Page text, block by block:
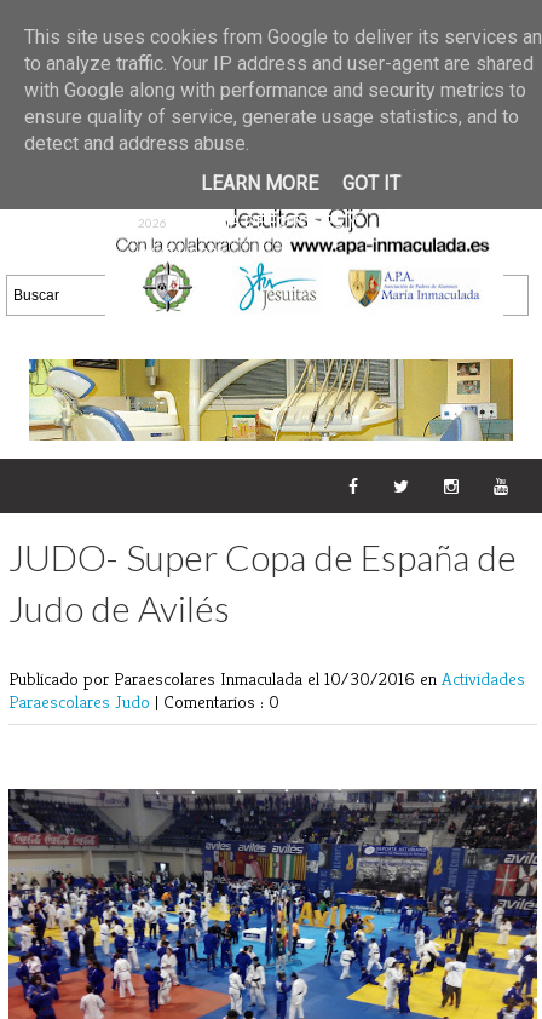
02 jun 2026
GALERIA DE FOTOS
30/05/2026
25 may 2026
GALERIA
DE FOTOS 23/05/2026
20 may
2026
GALERIA DE FOTOS
16/05/2026
DE FOTOS 09/05/2026
28 abr
2026
GALERIA DE FOTOS 25 Y
26/04/2026
JUDO- Super Copa de España de
Judo de Avilés
Publicado por Paraescolares Inmaculada el 10/30/2016 en Actividades
Paraescolares Judo | Comentarios : 0
This site uses cookies from Google to deliver its services
to analyze traffic. Your IP address and user-agent are shared
with Google along with performance and security metrics to
ensure quality of service, generate usage statistics, and to
detect and address abuse.
LEARN MORE
GOT IT